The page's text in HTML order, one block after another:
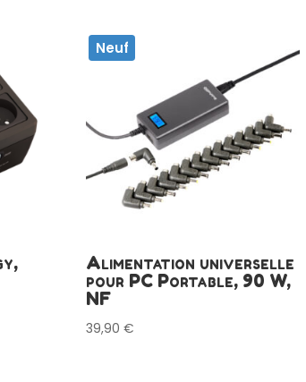
Neuf
Alimentation universelle
pour PC Portable, 90 W,
NF
39,90€